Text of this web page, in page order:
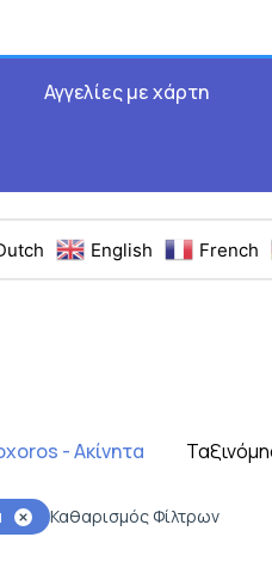
Αγγελίες με χάρτη
English French
- Ακίνητα
Καθαρισμός Φίλτρων